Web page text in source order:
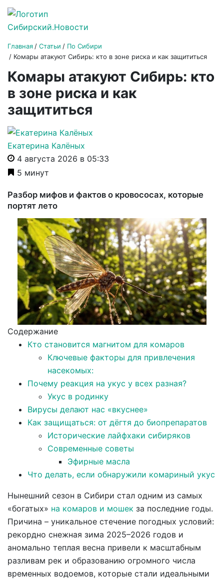
Главная Статьи
По Сибири
Комары атакуют Сибирь: кто в зоне риска и как защититься
Комары атакуют Сибирь: кто
в зоне риска и как
защититься
Екатерина Калёных
4 августа 2026 в 05:33
5 минут
Разбор мифов и фактов о кровососах, которые
портят лето
Содержание
Кто становится магнитом для комаров
Ключевые факторы для привлечения
насекомых:
Почему реакция на укус у всех разная?
Укус в родинку
Вирусы делают нас «вкуснее»
Как защищаться: от дёгтя до биопрепаратов
Исторические лайфхаки сибиряков
Современные советы
Эфирные масла
Что делать, если обнаружили комариный укус
Нынешний сезон в Сибири стал одним из самых
«богатых» на комаров и мошек за последние годы.
Причина – уникальное стечение погодных условий:
рекордно снежная зима 2025–2026 годов и
аномально теплая весна привели к масштабным
разливам рек и образованию огромного числа
временных водоемов, которые стали идеальными